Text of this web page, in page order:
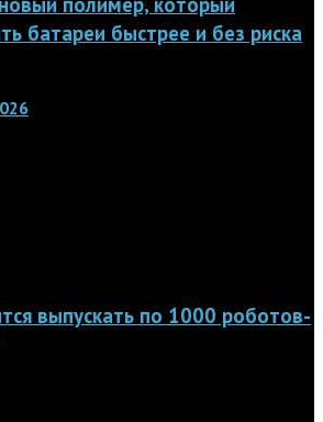
батареи быстрее и без риска
выпускать по 1000 роботов-